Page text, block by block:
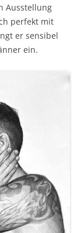
Ausstellung
perfekt mit
er sensibel
ein.